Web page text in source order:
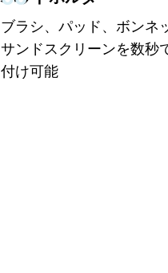
ブラシ、パッド、ボンネ
サンドスクリーンを数秒
付け可能